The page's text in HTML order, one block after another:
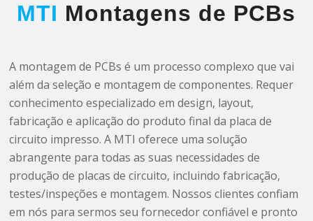
MTI Montagens de PCBs
A montagem de PCBs é um processo complexo que vai
além da seleção e montagem de componentes. Requer
conhecimento especializado em design, layout,
fabricação e aplicação do produto final da placa de
circuito impresso. A MTI oferece uma solução
abrangente para todas as suas necessidades de
produção de placas de circuito, incluindo fabricação,
testes/inspeções e montagem. Nossos clientes confiam
em nós para sermos seu fornecedor confiável e pronto